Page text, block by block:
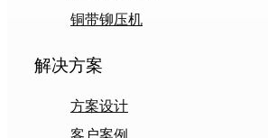
铜带铆压机
解决方案
方案设计